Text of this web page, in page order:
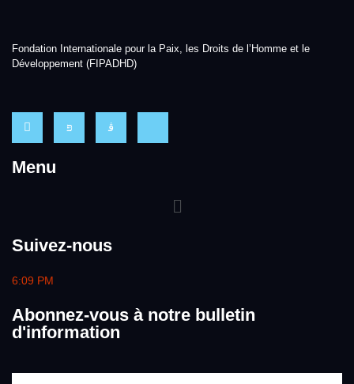
Fondation Internationale pour la Paix, les Droits de l’Homme et le
Développement (FIPADHD)
Menu
Suivez-nous
6:09 PM
Abonnez-vous à notre bulletin
d'information